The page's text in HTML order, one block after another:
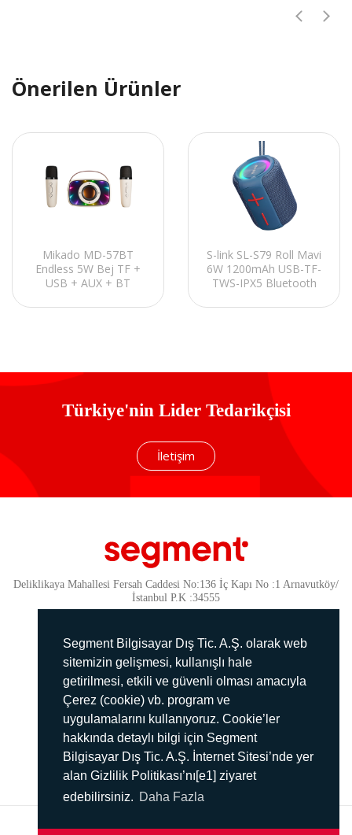
Segment Bilgisayar Dış Tic. A.Ş. olarak web
sitemizin gelişmesi, kullanışlı hale
getirilmesi, etkili ve güvenli olması amacıyla
Çerez (cookie) vb. program ve
uygulamalarını kullanıyoruz. Cookie’ler
hakkında detaylı bilgi için Segment
Bilgisayar Dış Tic. A.Ş. İnternet Sitesi’nde yer
alan Gizlilik Politikası’nı[e1] ziyaret
edebilirsiniz. Daha Fazla
Önerilen Ürünler
Mikado MD-57BT
Endless 5W Bej TF +
USB + AUX + BT
Karaoke Mikrofon
S-link SL-S79 Roll Mavi
6W 1200mAh USB-TF-
TWS-IPX5 Bluetooth
Türkiye'nin Lider Tedarikçisi
İletişim
Deliklikaya Mahallesi Fersah Caddesi No:136 İç Kapı No :1 Arnavutköy/
İstanbul P.K :34555
Güvenlik
KVKK Politikamız
Gizlilik Politikamız
Aydınlatma Metni
İmha Politikası
444 78 99
info@segment.com.tr
2017 ©SEGMENTTüm hakları saklıdır.